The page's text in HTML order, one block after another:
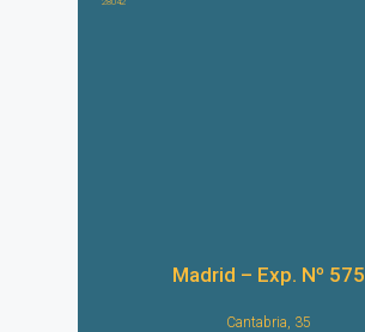
Madrid – Exp. Nº 575
Cantabria, 35